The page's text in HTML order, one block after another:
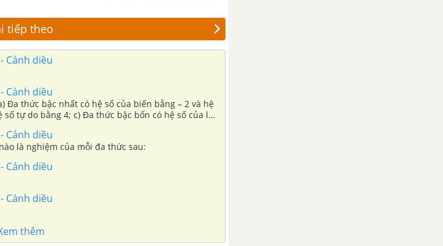
tiếp theo
Cánh diều
Cánh diều
tự do bằng 4; c) Đa thức bậc bốn có hệ số của lũy
Cánh diều
là nghiệm của mỗi đa thức sau:
Cánh diều
Cánh diều
thêm